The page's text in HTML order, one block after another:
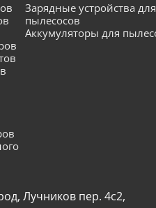
Зарядные устройства для
пылесосов
Аккумуляторы для
Лучников пер. 4с2,